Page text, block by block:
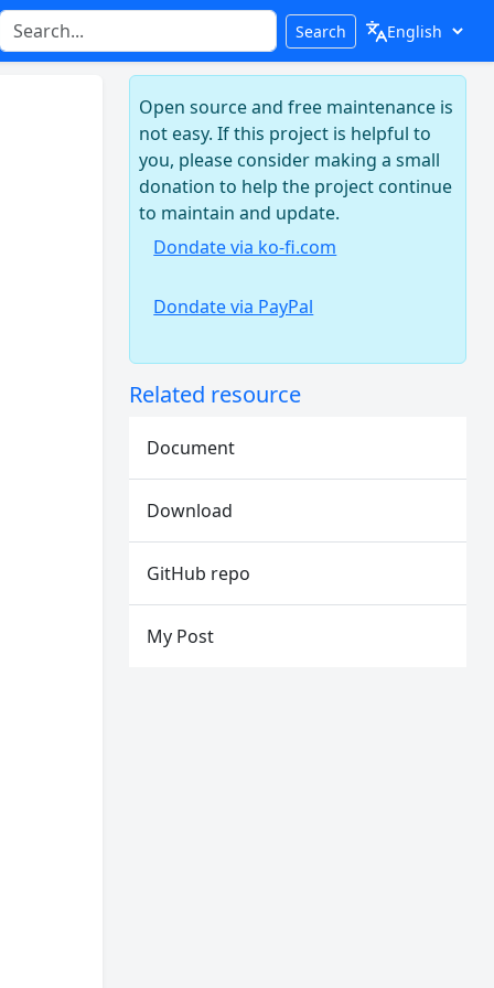
Search
Open source and free maintenance is
not easy. If this project is helpful to
you, please consider making a small
donation to help the project continue
to maintain and update.
Dondate via ko-fi.com
Dondate via PayPal
Related resource
Document
Download
GitHub repo
My Post